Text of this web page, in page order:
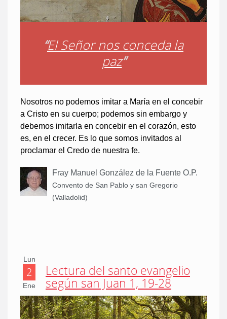
“El Señor nos conceda la
paz”
Nosotros no podemos imitar a María en el concebir
a Cristo en su cuerpo; podemos sin embargo y
debemos imitarla en concebir en el corazón, esto
es, en el crecer. Es lo que somos invitados al
proclamar el Credo de nuestra fe.
Fray Manuel González de la Fuente O.P.
Convento de San Pablo y san Gregorio
(Valladolid)
Lun
2
Ene
Lectura del santo evangelio
según san Juan 1, 19-28